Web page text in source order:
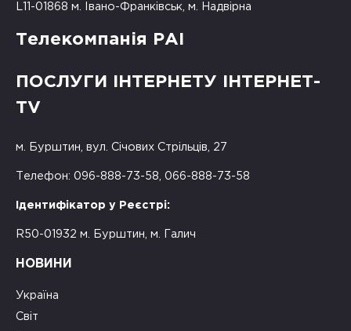
L11-01868 м. Івано-Франківськ, м. Надвірна
Телекомпанія РАІ
ПОСЛУГИ ІНТЕРНЕТУ ІНТЕРНЕТ-
TV
м. Бурштин, вул. Січових Стрільців, 27
Телефон: 096-888-73-58, 066-888-73-58
Ідентифікатор у Реєстрі:
R50-01932 м. Бурштин, м. Галич
НОВИНИ
Україна
Світ